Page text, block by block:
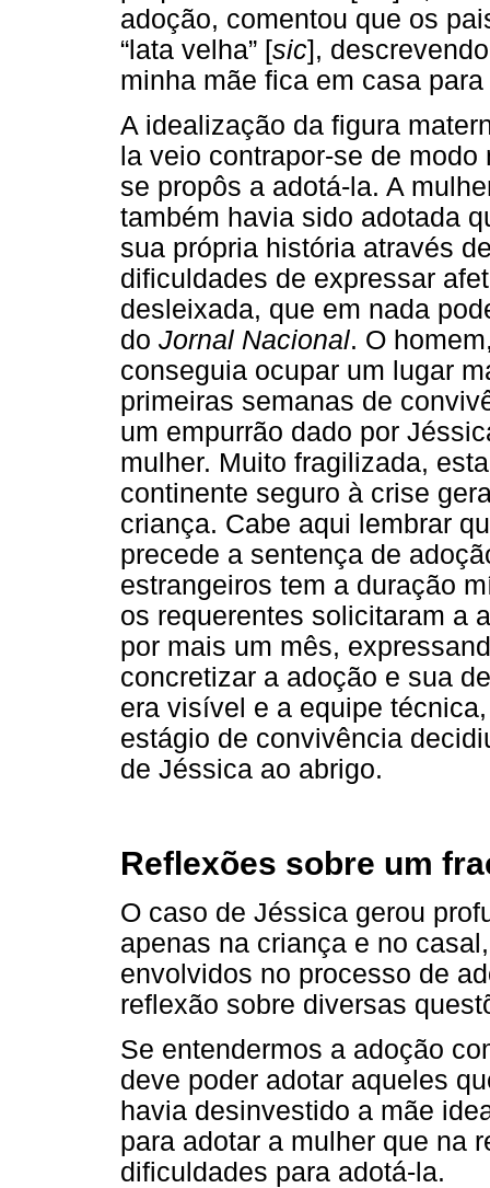
adoção, comentou que os
“lata velha” [sic],
minha mãe fica em casa para
A idealização da figura
la veio contrapor-se de
se propôs a adotá-la. A
também havia sido adotada
sua própria história através
dificuldades de expressar
desleixada, que em nada
do Jornal Nacional. O
conseguia ocupar um lugar
primeiras semanas de
um empurrão dado por
mulher. Muito fragilizada,
continente seguro à crise
criança. Cabe aqui lembrar
precede a sentença de
estrangeiros tem a duração
os requerentes solicitaram a
por mais um mês,
concretizar a adoção e sua
era visível e a equipe
estágio de convivência
de Jéssica ao abrigo.
Reflexões sobre um
O caso de Jéssica gerou
apenas na criança e no
envolvidos no processo de
reflexão sobre diversas
Se entendermos a adoção
deve poder adotar aqueles
havia desinvestido a mãe
para adotar a mulher que na
dificuldades para adotá-la.